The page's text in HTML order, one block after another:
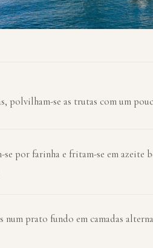
polvilham-se as trutas com um
se por farinha e fritam-se em azeite
num prato fundo em camadas